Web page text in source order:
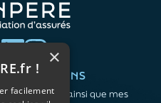
VOS BESOINS
Me protéger ainsi que mes
×
!
facilement